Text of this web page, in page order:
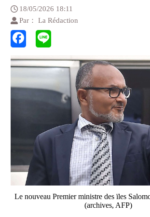
18/05/2026 18:11
Par： La Rédaction
Le nouveau Premier ministre des ïles
(archives, AFP)